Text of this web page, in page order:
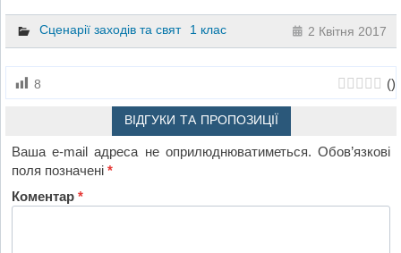
Сценарії заходів та свят 1 клас 2 Квітня 2017
8 ()
ВІДГУКИ ТА ПРОПОЗИЦІЇ
Ваша e-mail адреса не оприлюднюватиметься. Обов’язкові
поля позначені*
Коментар*